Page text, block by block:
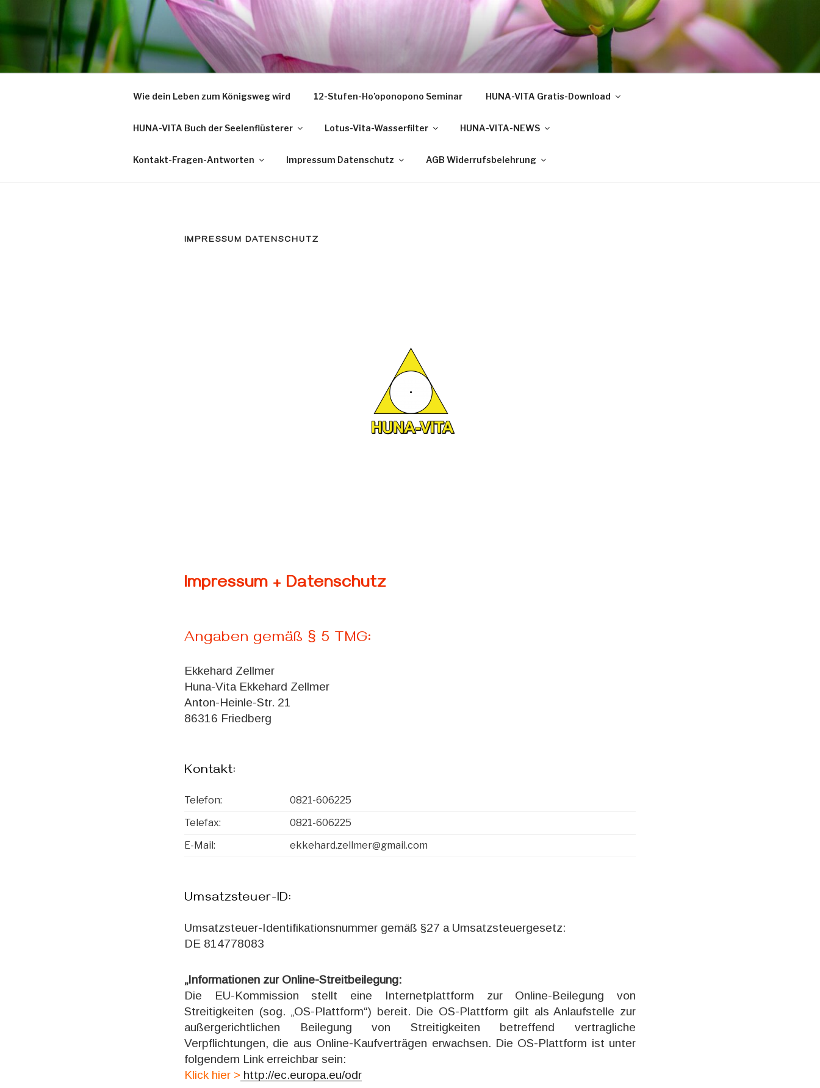
Inhalt
springen
Wie dein Leben zum Königsweg wird 12-Stufen-Ho’oponopono Seminar HUNA-VITA Gratis-Download
HUNA-VITA Buch der Seelenflüsterer Lotus-Vita-Wasserfilter HUNA-VITA-NEWS
Kontakt-Fragen-Antworten Impressum Datenschutz AGB Widerrufsbelehrung
IMPRESSUM DATENSCHUTZ
Impressum + Datenschutz
Angaben gemäß § 5 TMG:
Ekkehard Zellmer
Huna-Vita Ekkehard Zellmer
Anton-Heinle-Str. 21
86316 Friedberg
Kontakt:
Telefon:
0821-606225
Telefax:
0821-606225
E-Mail:
ekkehard.zellmer@gmail.com
Umsatzsteuer-ID:
Umsatzsteuer-Identifikationsnummer gemäß §27 a Umsatzsteuergesetz:
DE 814778083
„Informationen zur Online-Streitbeilegung:
Die EU-Kommission stellt eine Internetplattform zur Online-Beilegung von
Streitigkeiten (sog. „OS-Plattform“) bereit. Die OS-Plattform gilt als Anlaufstelle zur
außergerichtlichen Beilegung von Streitigkeiten betreffend vertragliche
Verpflichtungen, die aus Online-Kaufverträgen erwachsen. Die OS-Plattform ist unter
folgendem Link erreichbar sein:
Klick hier > http://ec.europa.eu/odr